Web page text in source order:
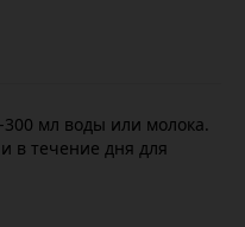
мл воды или молока.
в течение дня для